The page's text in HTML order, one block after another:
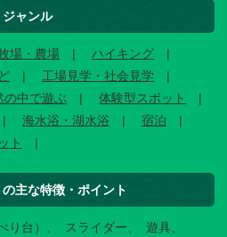
ジャンル
場・農場
ハイキング
工場見学・社会見学
の中で遊ぶ
体験型スポット
海水浴・湖水浴
宿泊
ト
主な特徴・ポイント
り台） スライダー
遊具